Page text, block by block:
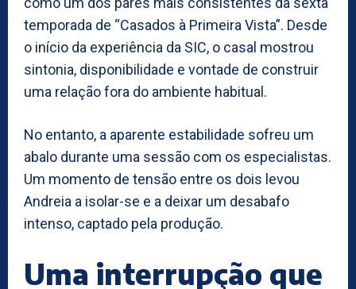
temporada de “Casados à Primeira Vista”. Desde
o início da experiência da SIC, o casal mostrou
sintonia, disponibilidade e vontade de construir
uma relação fora do ambiente habitual.
No entanto, a aparente estabilidade sofreu um
abalo durante uma sessão com os especialistas.
Um momento de tensão entre os dois levou
Andreia a isolar-se e a deixar um desabafo
intenso, captado pela produção.
Uma interrupção que